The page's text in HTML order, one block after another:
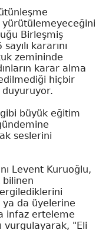
yürütülemeyeceğini
Birleşmiş
kararını
zemininde
karar alma
hiçbir
duyuruyor.
büyük eğitim
seslerini
Levent Kuruoğlu,
bilinen
ya da üyelerine
infaz erteleme
vurgulayarak, "Eli